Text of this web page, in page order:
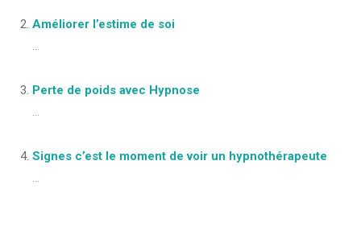
Améliorer l’estime de soi
...
Perte de poids avec Hypnose
...
Signes c’est le moment de voir un hypnothérapeute
...